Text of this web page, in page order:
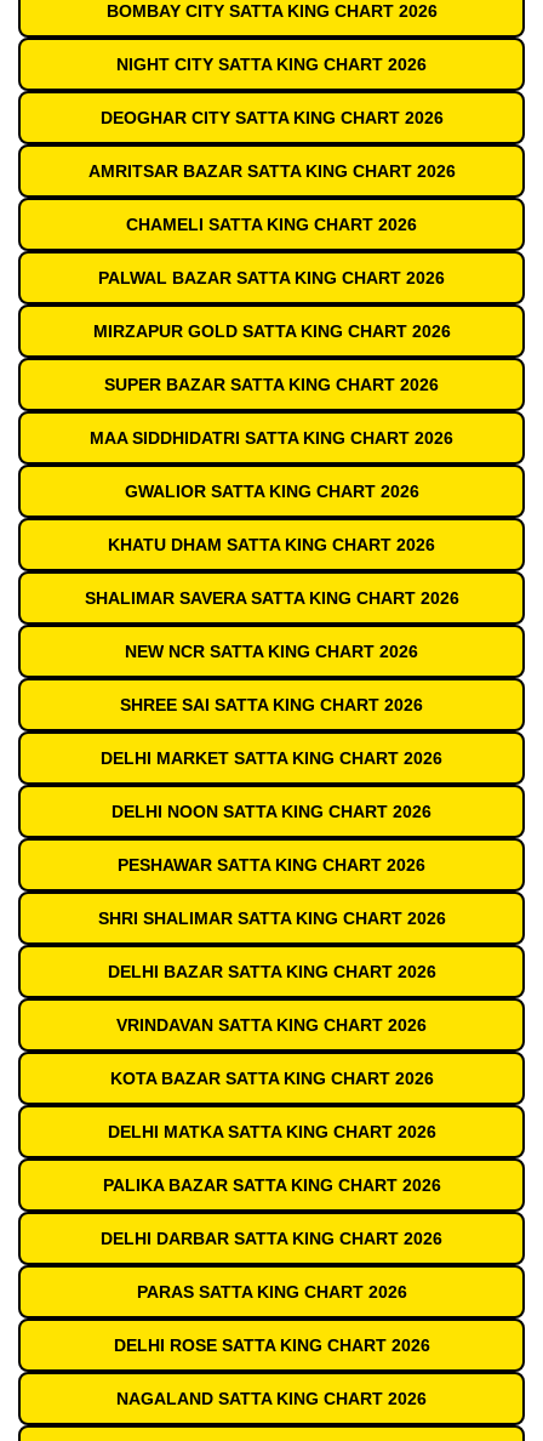
BOMBAY CITY SATTA KING CHART 2026
NIGHT CITY SATTA KING CHART 2026
DEOGHAR CITY SATTA KING CHART 2026
AMRITSAR BAZAR SATTA KING CHART 2026
CHAMELI SATTA KING CHART 2026
PALWAL BAZAR SATTA KING CHART 2026
MIRZAPUR GOLD SATTA KING CHART 2026
SUPER BAZAR SATTA KING CHART 2026
MAA SIDDHIDATRI SATTA KING CHART 2026
GWALIOR SATTA KING CHART 2026
KHATU DHAM SATTA KING CHART 2026
SHALIMAR SAVERA SATTA KING CHART 2026
NEW NCR SATTA KING CHART 2026
SHREE SAI SATTA KING CHART 2026
DELHI MARKET SATTA KING CHART 2026
DELHI NOON SATTA KING CHART 2026
PESHAWAR SATTA KING CHART 2026
SHRI SHALIMAR SATTA KING CHART 2026
DELHI BAZAR SATTA KING CHART 2026
VRINDAVAN SATTA KING CHART 2026
KOTA BAZAR SATTA KING CHART 2026
DELHI MATKA SATTA KING CHART 2026
PALIKA BAZAR SATTA KING CHART 2026
DELHI DARBAR SATTA KING CHART 2026
PARAS SATTA KING CHART 2026
DELHI ROSE SATTA KING CHART 2026
NAGALAND SATTA KING CHART 2026